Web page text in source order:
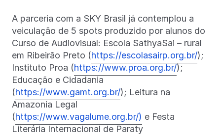
A parceria com a SKY Brasil já contemplou a
veiculação de 5 spots produzido por alunos do
Curso de Audiovisual: Escola SathyaSai – rural
em Ribeirão Preto (https://escolasairp.org.br/);
Instituto Proa (https://www.proa.org.br/);
Educação e Cidadania
(https://www.gamt.org.br/); Leitura na
Amazonia Legal
(https://www.vagalume.org.br/) e Festa
Literária Internacional de Paraty